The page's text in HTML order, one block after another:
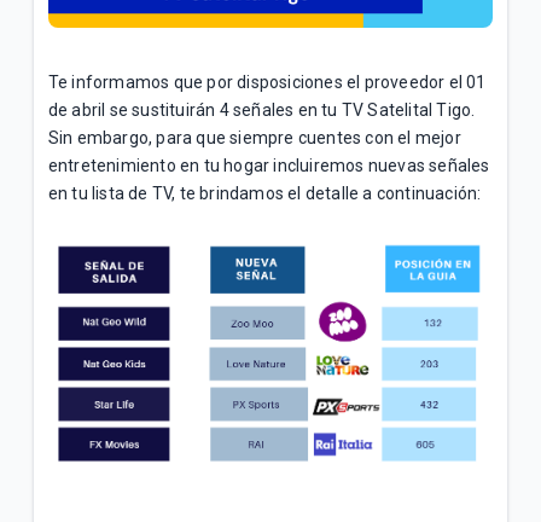
DTH Prepago | Hogar
Beneficios al contratar servicios Tigo Residencial
en paquetes | Hogar
Precios de paquetes de servicios de TV satelital |
Hogar
Búsqueda y guía de programas One TV | Hogar
VER MÁS
Te informamos que por disposiciones el proveedor el 01
de abril se sustituirán 4 señales en tu TV Satelital Tigo.
Sin embargo, para que siempre cuentes con el mejor
entretenimiento en tu hogar incluiremos nuevas señales
en tu lista de TV, te brindamos el detalle a continuación: